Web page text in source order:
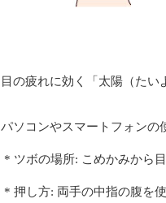
目の疲れに効く「太陽（たい
パソコンやスマートフォンの
* ツボの場所: こめかみから
* 押し方: 両手の中指の腹を